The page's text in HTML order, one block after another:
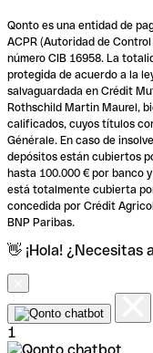
Qonto es una entidad de
ACPR (Autoridad de
número CIB 16958. La
protegida de acuerdo a la
salvaguardada en Crédit
Rothschild Martin Maurel,
calificados, cuyos títulos
Générale. En caso de
depósitos están cubiertos
hasta 100.000 € por banco
está totalmente cubierta
concedida por Crédit
BNP Paribas.
👋 ¡Hola! ¿Necesitas
1